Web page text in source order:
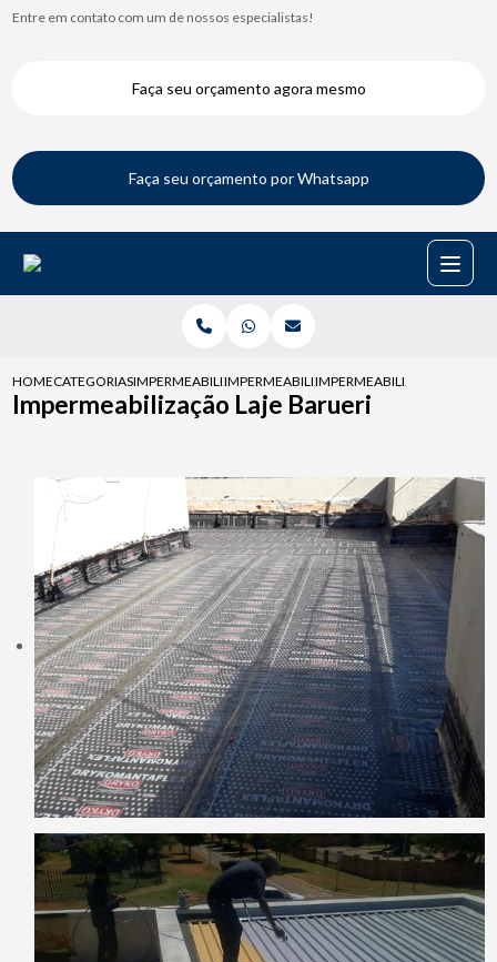
Entre em contato com um de nossos especialistas!
Faça seu orçamento agora mesmo
Faça seu orçamento por Whatsapp
HOMECATEGORIASIMPERMEABILIZACAO DE LAJES
IMPERMEABILIZACAO DE LAJE COM MANTA
IMPERMEABILIZACAO LAJE
Impermeabilização Laje Barueri